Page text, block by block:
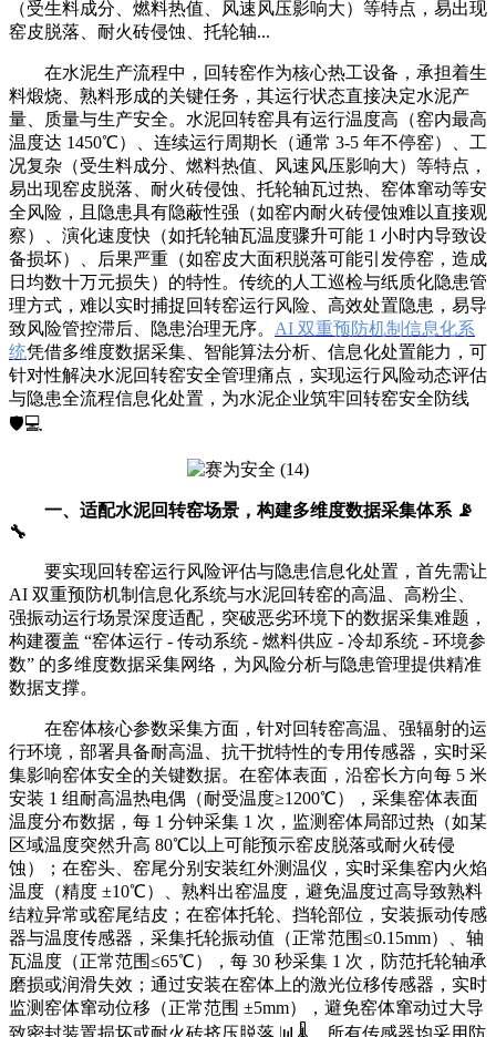
（受生料成分、燃料热值、风速风压影响大）等特点，易出现
窑皮脱落、耐火砖侵蚀、托轮轴...
在水泥生产流程中，回转窑作为核心热工设备，承担着生
料煅烧、熟料形成的关键任务，其运行状态直接决定水泥产
量、质量与生产安全。水泥回转窑具有运行温度高（窑内最高
温度达 1450℃）、连续运行周期长（通常 3-5 年不停窑）、工
况复杂（受生料成分、燃料热值、风速风压影响大）等特点，
易出现窑皮脱落、耐火砖侵蚀、托轮轴瓦过热、窑体窜动等安
全风险，且隐患具有隐蔽性强（如窑内耐火砖侵蚀难以直接观
察）、演化速度快（如托轮轴瓦温度骤升可能 1 小时内导致设
备损坏）、后果严重（如窑皮大面积脱落可能引发停窑，造成
日均数十万元损失）的特性。传统的人工巡检与纸质化隐患管
理方式，难以实时捕捉回转窑运行风险、高效处置隐患，易导
致风险管控滞后、隐患治理无序。 AI 双重预防机制信息化系
统凭借多维度数据采集、智能算法分析、信息化处置能力，可
针对性解决水泥回转窑安全管理痛点，实现运行风险动态评估
与隐患全流程信息化处置，为水泥企业筑牢回转窑安全防线
🛡️💻
一、适配水泥回转窑场景，构建多维度数据采集体系 📡
🔧
要实现回转窑运行风险评估与隐患信息化处置，首先需让
AI 双重预防机制信息化系统与水泥回转窑的高温、高粉尘、
强振动运行场景深度适配，突破恶劣环境下的数据采集难题，
构建覆盖 “窑体运行 - 传动系统 - 燃料供应 - 冷却系统 - 环境参
数” 的多维度数据采集网络，为风险分析与隐患管理提供精准
数据支撑。
在窑体核心参数采集方面，针对回转窑高温、强辐射的运
行环境，部署具备耐高温、抗干扰特性的专用传感器，实时采
集影响窑体安全的关键数据。在窑体表面，沿窑长方向每 5 米
安装 1 组耐高温热电偶（耐受温度≥1200℃），采集窑体表面
温度分布数据，每 1 分钟采集 1 次，监测窑体局部过热（如某
区域温度突然升高 80℃以上可能预示窑皮脱落或耐火砖侵
蚀）；在窑头、窑尾分别安装红外测温仪，实时采集窑内火焰
温度（精度 ±10℃）、熟料出窑温度，避免温度过高导致熟料
结粒异常或窑尾结皮；在窑体托轮、挡轮部位，安装振动传感
器与温度传感器，采集托轮振动值（正常范围≤0.15mm）、轴
瓦温度（正常范围≤65℃），每 30 秒采集 1 次，防范托轮轴承
磨损或润滑失效；通过安装在窑体上的激光位移传感器，实时
监测窑体窜动位移（正常范围 ±5mm），避免窑体窜动过大导